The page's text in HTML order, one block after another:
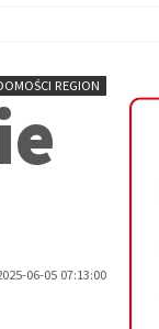
REGION
06-05 07:13:00